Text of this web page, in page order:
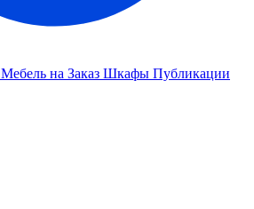
Мебель на Заказ Шкафы Публикации